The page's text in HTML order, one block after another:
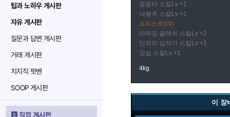
팁과 노하우 게시판
자유 게시판
질문과 답변 게시판
거래 게시판
치지직 팟벤
SOOP 게시판
직업 게시판
질풍타 스킬Lv +1
낙봉추 스킬Lv +1
프리스트(여)
라이징 슬래쉬 스킬Lv +2
단죄의 십자가 스킬Lv +1
강습 스킬Lv +1
4kg
이 장